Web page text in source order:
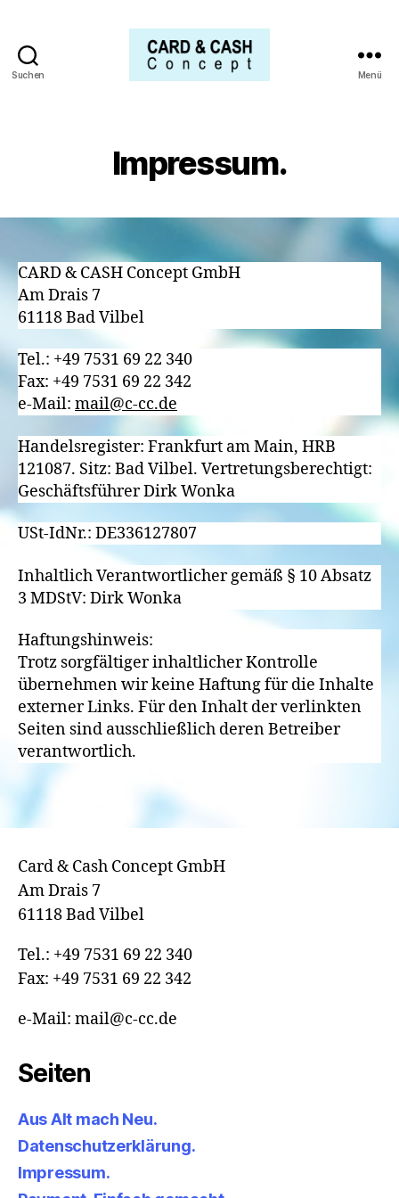
Suchen
GmbH
Menü
Impressum.
CARD & CASH Concept GmbH
Am Drais 7
61118 Bad Vilbel
Tel.: +49 7531 69 22 340
Fax: +49 7531 69 22 342
e-Mail: mail@c-cc.de
Handelsregister: Frankfurt am Main, HRB
121087. Sitz: Bad Vilbel. Vertretungsberechtigt:
Geschäftsführer Dirk Wonka
USt-IdNr.: DE336127807
Inhaltlich Verantwortlicher gemäß § 10 Absatz
3 MDStV: Dirk Wonka
Haftungshinweis:
Trotz sorgfältiger inhaltlicher Kontrolle
übernehmen wir keine Haftung für die Inhalte
externer Links. Für den Inhalt der verlinkten
Seiten sind ausschließlich deren Betreiber
verantwortlich.
Card & Cash Concept GmbH
Am Drais 7
61118 Bad Vilbel
Tel.: +49 7531 69 22 340
Fax: +49 7531 69 22 342
e-Mail: mail@c-cc.de
Seiten
Aus Alt mach Neu.
Datenschutzerklärung.
Impressum.